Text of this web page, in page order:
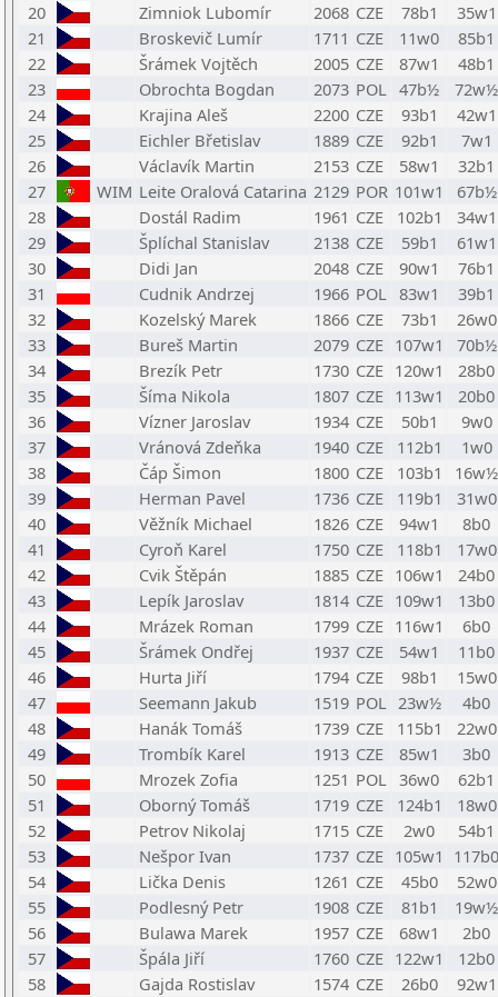
20
Zimniok Lubomír 2068 CZE 78b1
35w1
21
Broskevič Lumír 1711 CZE 11w0
85b1
22
Šrámek Vojtěch 2005 CZE 87w1
48b1
23
Obrochta Bogdan 2073 POL 47b½
72w½
24
Krajina Aleš 2200 CZE 93b1
42w1
25
Eichler Břetislav 1889 CZE 92b1
7w1
26
Václavík Martin 2153 CZE 58w1
32b1
27
WIM Leite Oralová Catarina 2129 POR 101w1
67b½
28
Dostál Radim 1961 CZE 102b1
34w1
29
Šplíchal Stanislav 2138 CZE 59b1
61w1
30
Didi Jan 2048 CZE 90w1
76b1
31
Cudnik Andrzej 1966 POL 83w1
39b1
32
Kozelský Marek 1866 CZE 73b1
26w0
33
Bureš Martin 2079 CZE 107w1
70b½
34
Brezík Petr 1730 CZE 120w1
28b0
35
Šíma Nikola 1807 CZE 113w1
20b0
36
Vízner Jaroslav 1934 CZE 50b1
9w0
37
Vránová Zdeňka 1940 CZE 112b1
1w0
38
Čáp Šimon 1800 CZE 103b1
16w½
39
Herman Pavel 1736 CZE 119b1
31w0
40
Věžník Michael 1826 CZE 94w1
8b0
41
Cyroň Karel 1750 CZE 118b1
17w0
42
Cvik Štěpán 1885 CZE 106w1
24b0
43
Lepík Jaroslav 1814 CZE 109w1
13b0
44
Mrázek Roman 1799 CZE 116w1
6b0
45
Šrámek Ondřej 1937 CZE 54w1
11b0
46
Hurta Jiří 1794 CZE 98b1
15w0
47
Seemann Jakub 1519 POL 23w½
4b0
48
Hanák Tomáš 1739 CZE 115b1
22w0
49
Trombík Karel 1913 CZE 85w1
3b0
50
Mrozek Zofia 1251 POL 36w0
62b1
51
Oborný Tomáš 1719 CZE 124b1
18w0
52
Petrov Nikolaj 1715 CZE 2w0
54b1
53
Nešpor Ivan 1737 CZE 105w1 117b0
54
Lička Denis 1261 CZE 45b0
52w0
55
Podlesný Petr 1908 CZE 81b1
19w½
56
Bulawa Marek 1957 CZE 68w1
2b0
57
Špála Jiří 1760 CZE 122w1
12b0
58
Gajda Rostislav 1574 CZE 26b0
92w1